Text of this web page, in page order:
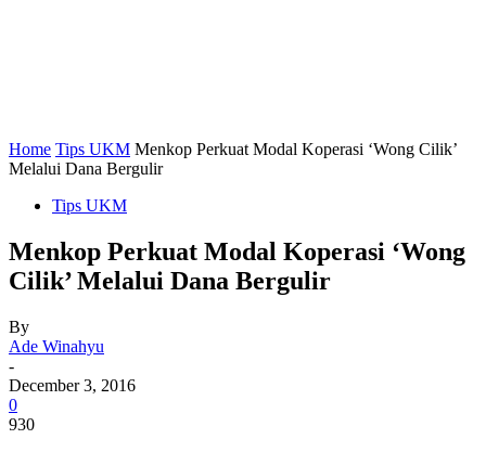
Home Tips UKM Menkop Perkuat Modal Koperasi ‘Wong Cilik’
Melalui Dana Bergulir
Tips UKM
Menkop Perkuat Modal Koperasi ‘Wong
Cilik’ Melalui Dana Bergulir
By
Ade Winahyu
-
December 3, 2016
0
930